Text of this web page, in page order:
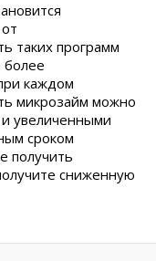
таких программ
более
каждом
микрозайм можно
увеличенными
сроком
получить
сниженную